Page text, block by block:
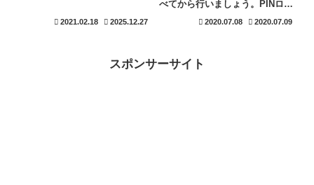
でいると思います。何度も転勤を
2021.02.18 2025.12.27
べてから行いましょう。PINロッ
安全性は保たれますが、始めの初
てしまったと言う事案も増えてお
ります。現在の番号で、各キャリ
2020.07.08 2020.07.09
スポンサーサイト